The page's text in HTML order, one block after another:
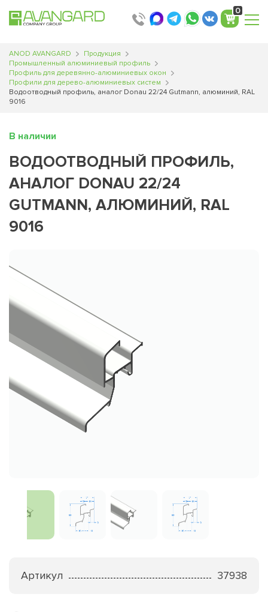
0
ANOD AVANGARD
Продукция
Промышленный алюминиевый профиль
Профиль для деревянно-алюминиевых окон
Профили для дерево-алюминиевых систем
Водоотводный профиль, аналог Donau 22/24 Gutmann, алюминий, RAL
9016
В наличии
ВОДООТВОДНЫЙ ПРОФИЛЬ,
АНАЛОГ DONAU 22/24
GUTMANN, АЛЮМИНИЙ, RAL
9016
Артикул 37938